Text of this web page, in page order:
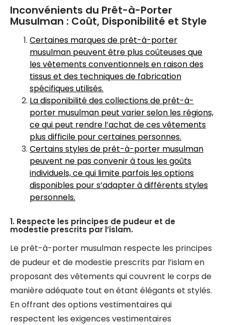
Inconvénients du Prêt-à-Porter
Musulman : Coût, Disponibilité et Style
Certaines marques de prêt-à-porter
musulman peuvent être plus coûteuses que
les vêtements conventionnels en raison des
tissus et des techniques de fabrication
spécifiques utilisés.
La disponibilité des collections de prêt-à-
porter musulman peut varier selon les régions,
ce qui peut rendre l’achat de ces vêtements
plus difficile pour certaines personnes.
Certains styles de prêt-à-porter musulman
peuvent ne pas convenir à tous les goûts
individuels, ce qui limite parfois les options
disponibles pour s’adapter à différents styles
personnels.
1. Respecte les principes de pudeur et de
modestie prescrits par l’islam.
Le prêt-à-porter musulman respecte les principes
de pudeur et de modestie prescrits par l’islam en
proposant des vêtements qui couvrent le corps de
manière adéquate tout en étant élégants et stylés.
En offrant des options vestimentaires qui
respectent les exigences vestimentaires